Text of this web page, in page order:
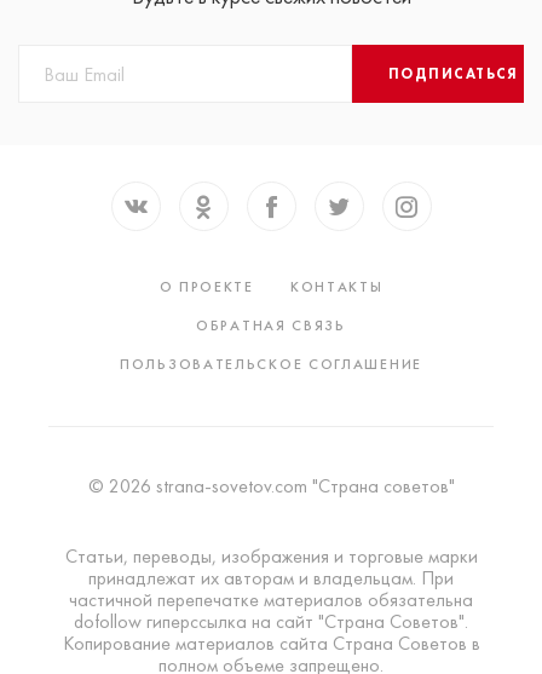
ПОДПИСАТЬСЯ
О ПРОЕКТЕ
КОНТАКТЫ
ОБРАТНАЯ СВЯЗЬ
ПОЛЬЗОВАТЕЛЬСКОЕ СОГЛАШЕНИЕ
© 2026 strana-sovetov.com "Страна советов"
Статьи, переводы, изображения и торговые марки
принадлежат их авторам и владельцам. При
частичной перепечатке материалов обязательна
dofollow гиперссылка на сайт "Страна Советов".
Копирование материалов сайта Страна Советов в
полном объеме запрещено.